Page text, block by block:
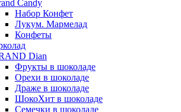
Candy
Набор Конфет
Лукум. Мармелад
Конфеты
Dian
Фрукты в шоколаде
Орехи в шоколаде
Драже в шоколаде
ШокоХит в шоколаде
Семечки в шоколаде